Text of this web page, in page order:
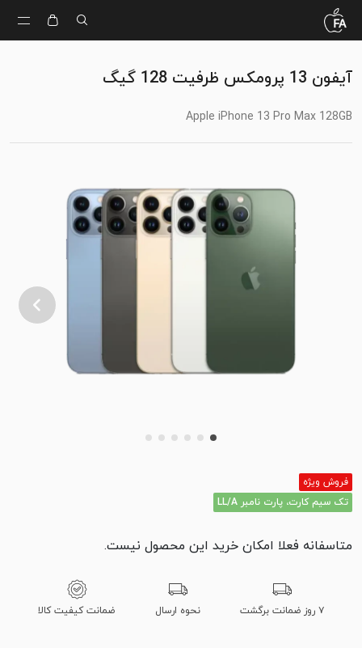
آیفون 13 پرومکس ظرفیت 128 گیگ
Apple iPhone 13 Pro Max 128GB
فروش ویژه
تک سیم کارت، پارت نامبر LL/A
متاسفانه فعلا امکان خرید این محصول نیست.
۷ روز ضمانت برگشت نحوه ارسال ضمانت کیفیت کالا